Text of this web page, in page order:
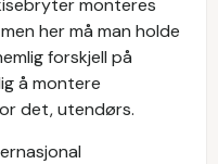
monteres
her må man holde
forskjell på
å montere
det, utendørs.